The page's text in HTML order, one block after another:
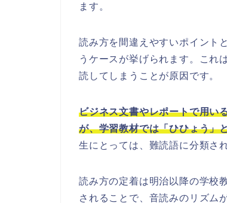
ます。
読み方を間違えやすいポイント
うケースが挙げられます。これ
読してしまうことが原因です。
ビジネス文書やレポートで用い
が、学習教材では「ひひょう」
生にとっては、難読語に分類さ
読み方の定着は明治以降の学校
されることで、音読みのリズム